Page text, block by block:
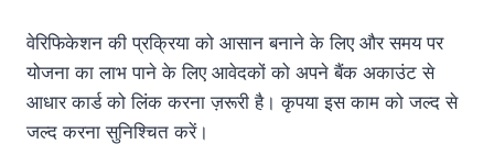
वेरिफिकेशन की प्रक्रिया को आसान बनाने के लिए और समय पर
योजना का लाभ पाने के लिए आवेदकों को अपने बैंक अकाउंट से
आधार कार्ड को लिंक करना ज़रूरी है। कृपया इस काम को जल्द से
जल्द करना सुनिश्चित करें।